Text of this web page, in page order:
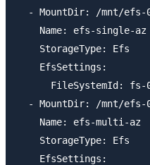
- MountDir: /mnt/efs-
    Name: efs-single-az
    StorageType: Efs
    EfsSettings:
FileSystemId:
- MountDir: /mnt/efs-
    Name: efs-multi-az
    StorageType: Efs
    EfsSettings: